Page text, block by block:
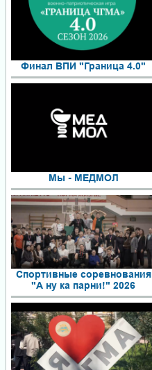
Финал ВПИ "Граница 4.0"
Мы - МЕДМОЛ
Спортивные соревнования
"А ну ка парни!" 2026